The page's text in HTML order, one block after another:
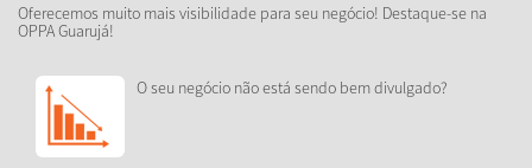
Oferecemos muito mais visibilidade para seu negócio! Destaque-se na
OPPA Guarujá!
O seu negócio não está sendo bem divulgado?